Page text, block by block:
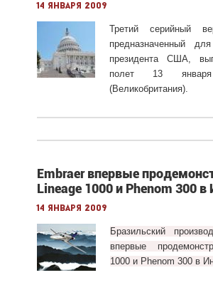
14 января 2009
Третий серийный
предназначенный
президента США,
полет 13
(Великобритания).
Embraer впервые
Lineage 1000 и Phenom 300 в
14 января 2009
Бразильский
впервые
1000 и Phenom 300 в